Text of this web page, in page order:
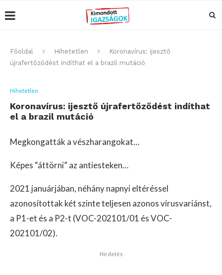
Főoldal Hihetetlen
Koronavírus: ijesztő
újrafertőződést indíthat el a brazil mutáció
Hihetetlen
Koronavírus: ijesztő újrafertőződést indíthat
el a brazil mutáció
Megkongatták a vészharangokat…
Képes “áttörni” az antiesteken…
2021 januárjában, néhány napnyi eltéréssel
azonosítottak két szinte teljesen azonos vírusvariánst,
a P1-et és a P2-t (VOC-202101/01 és VOC-
202101/02).
Hirdetés